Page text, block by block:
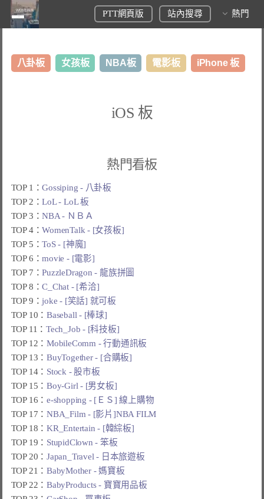
PTT網頁版 站內搜尋 熱門
八卦板 女孩板 NBA板 電影板 iPhone 板
iOS 板
熱門看板
TOP 1：Gossiping - 八卦板
TOP 2：LoL - LoL 板
TOP 3：NBA - ＮＢＡ
TOP 4：WomenTalk - [女孩板]
TOP 5：ToS - [神魔]
TOP 6：movie - [電影]
TOP 7：PuzzleDragon - 龍族拼圖
TOP 8：C_Chat - [希洽]
TOP 9：joke - [笑話] 就可板
TOP 10：Baseball - [棒球]
TOP 11：Tech_Job - [科技板]
TOP 12：MobileComm - 行動通訊板
TOP 13：BuyTogether - [合購板]
TOP 14： Stock - 股市板
TOP 15：Boy-Girl - [男女板]
TOP 16：e-shopping - [ＥＳ] 線上購物
TOP 17：NBA_Film - [影片]NBA FILM
TOP 18：KR_Entertain - [韓綜板]
TOP 19： StupidClown - 笨板
TOP 20：Japan_Travel - 日本旅遊板
TOP 21：BabyMother - 媽寶板
TOP 22：BabyProducts - 寶寶用品板